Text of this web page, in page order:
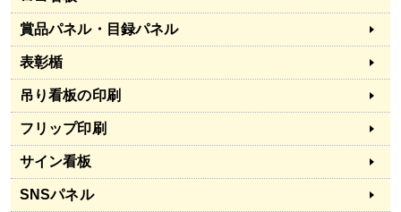
賞品パネル・目録パネル
表彰楯
吊り看板の印刷
フリップ印刷
サイン看板
SNSパネル